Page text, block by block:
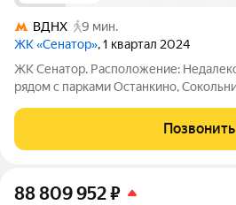
ВДНХ
9 мин.
ЖК «Сенатор», 1 квартал 2024
ЖК Сенатор. Расположение:
рядом с парками Останкино,
метро Вднх 850 м, до центра 10
Удобный прямой выезд на
Позвонить
88 809 952₽